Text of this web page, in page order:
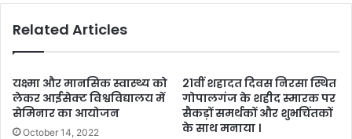
Related Articles
यक्ष्मा और मानसिक स्वास्थ्य को
लेकर आईसेक्ट विश्वविद्यालय में
सेमिनार का आयोजन
October 14, 2022
21वीं शहादत दिवस निरसा स्थित
गोपालगंज के शहीद स्मारक पर
सैकड़ों समर्थकों और शुभचिंतकों
के साथ मनाया ।